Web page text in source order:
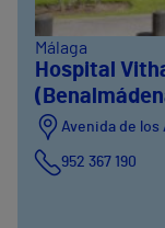
Málaga
Hospital
Avenida de
952 367 190